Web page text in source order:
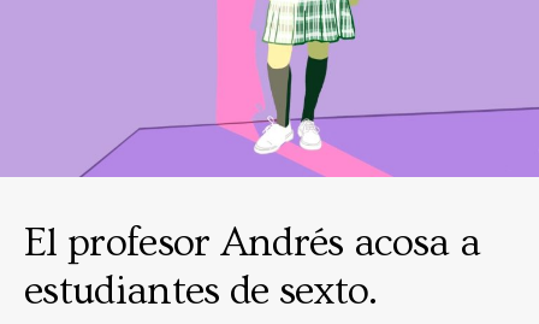
El profesor Andrés acosa a
estudiantes de sexto.